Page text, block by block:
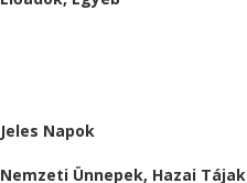
Jeles Napok
Nemzeti Ünnepek, Hazai Tájak